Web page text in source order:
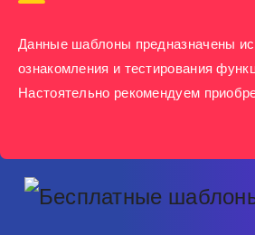
Данные шаблоны предназначены
ознакомления и тестирования
Настоятельно рекомендуем